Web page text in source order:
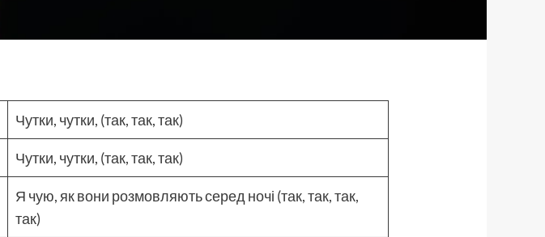
Чутки, чутки, (так, так, так)
Чутки, чутки, (так, так, так)
Я чую, як вони розмовляють серед ночі (так, так, так,
так)